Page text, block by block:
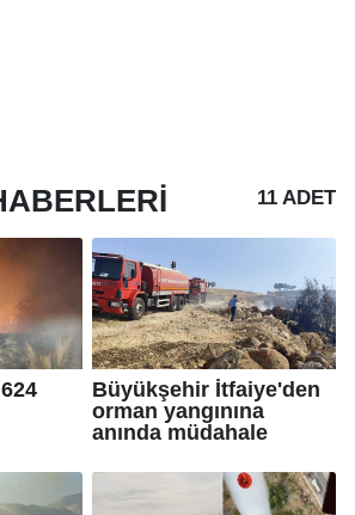
11 ADET
Büyükşehir İtfaiye'den
orman yangınına
anında müdahale